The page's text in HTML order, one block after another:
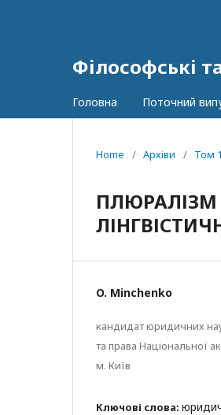
Філософські
Головна Поточний
Home / Архіви / Том
O. Minchenko
кандидат юридичних
та права Національної
м. Київ
Ключові слова: